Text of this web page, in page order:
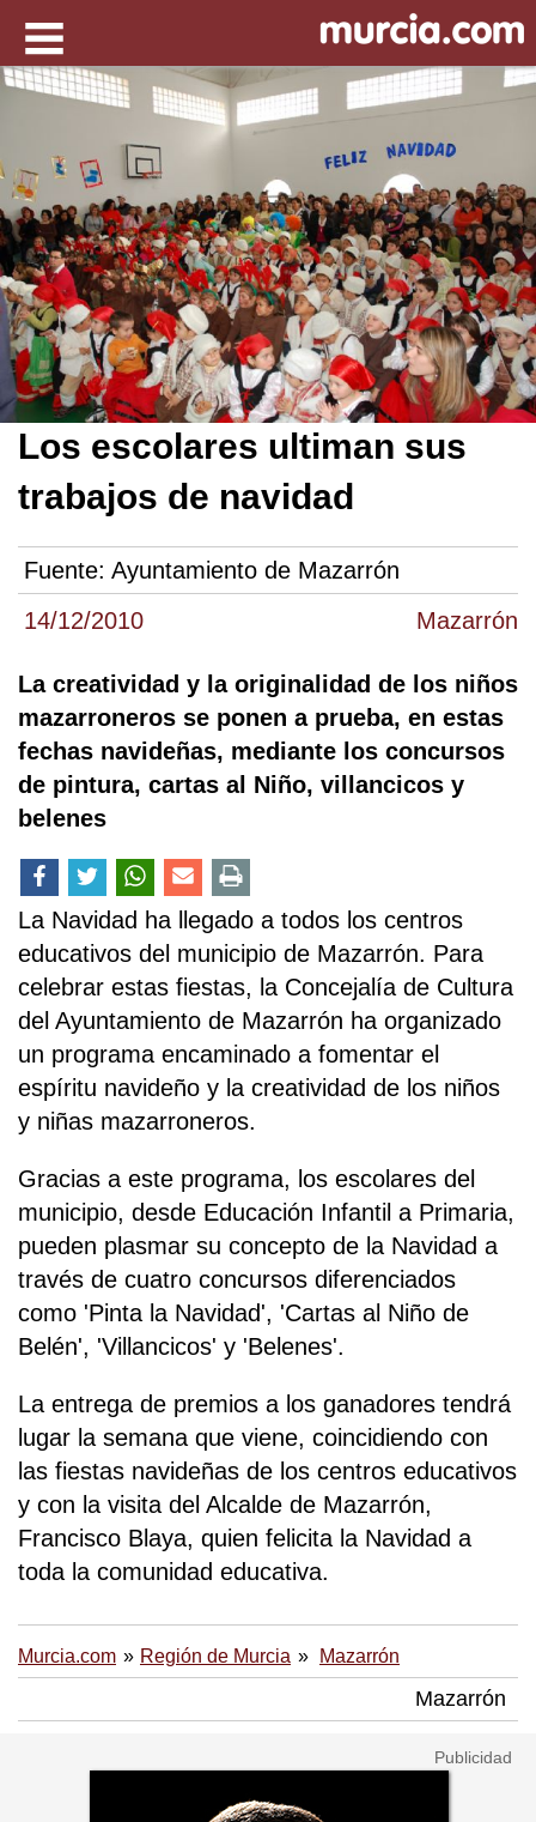
14/12/2010 Mazarrón
Los escolares ultiman sus
trabajos de navidad
Fuente: Ayuntamiento de Mazarrón
La creatividad y la originalidad de los niños
mazarroneros se ponen a prueba, en estas
fechas navideñas, mediante los concursos
de pintura, cartas al Niño, villancicos y
belenes
La Navidad ha llegado a todos los centros
educativos del municipio de Mazarrón. Para
celebrar estas fiestas, la Concejalía de Cultura
del Ayuntamiento de Mazarrón ha organizado
un programa encaminado a fomentar el
espíritu navideño y la creatividad de los niños
y niñas mazarroneros.
Gracias a este programa, los escolares del
municipio, desde Educación Infantil a Primaria,
pueden plasmar su concepto de la Navidad a
través de cuatro concursos diferenciados
como 'Pinta la Navidad', 'Cartas al Niño de
Belén', 'Villancicos' y 'Belenes'.
La entrega de premios a los ganadores tendrá
lugar la semana que viene, coincidiendo con
las fiestas navideñas de los centros educativos
y con la visita del Alcalde de Mazarrón,
Francisco Blaya, quien felicita la Navidad a
toda la comunidad educativa.
Murcia.com Región de Murcia Mazarrón
Mazarrón